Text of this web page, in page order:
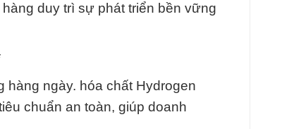
duy trì sự phát triển bền vững
hàng ngày. hóa chất Hydrogen
chuẩn an toàn, giúp doanh